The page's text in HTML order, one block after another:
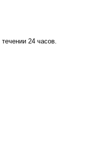
24 часов.